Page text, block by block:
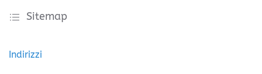
Sitemap
Indirizzi